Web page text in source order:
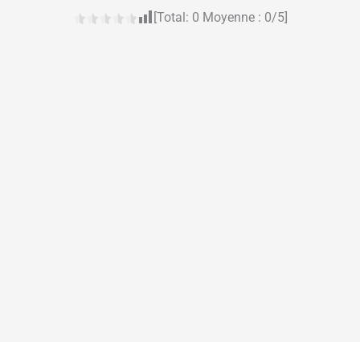
[Total: 0 Moyenne : 0/5]